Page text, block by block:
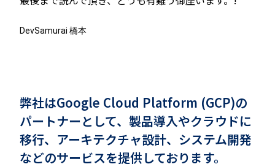
DevSamurai 橋本
弊社はGoogle Cloud Platform (GCP)の
パートナーとして、製品導入やクラウドに
移行、アーキテクチャ設計、システム開発
などのサービスを提供しております。